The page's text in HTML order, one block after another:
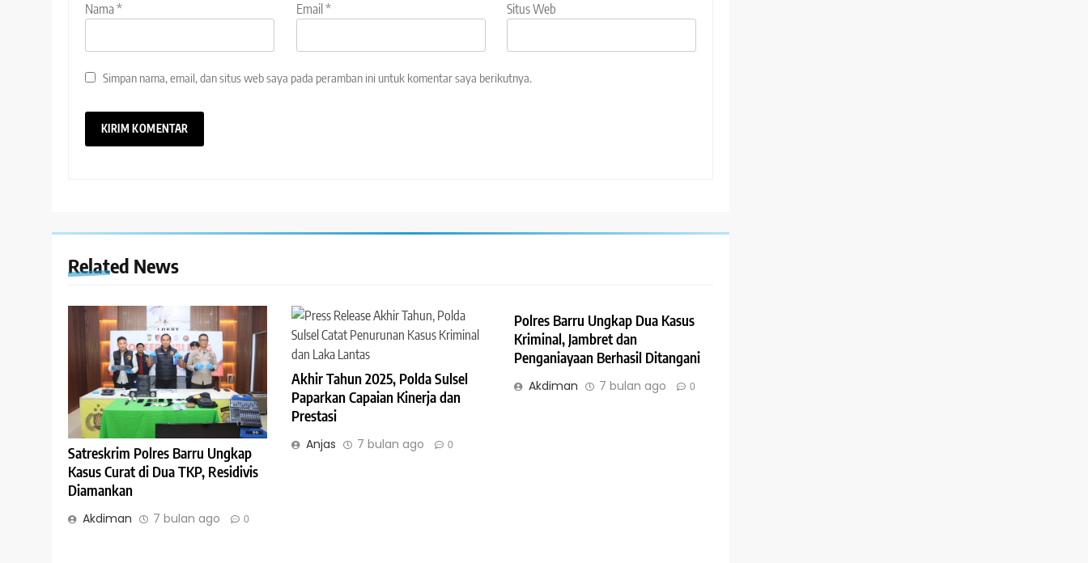
Nama* Email * Situs Web
Simpan nama, email, dan situs web saya pada peramban ini untuk komentar saya berikutnya.
Related News
Satreskrim Polres Barru Ungkap
Kasus Curat di Dua TKP, Residivis
Diamankan
Akdiman 7 bulan ago 0
Akhir Tahun 2025, Polda Sulsel
Paparkan Capaian Kinerja dan
Prestasi
Anjas 7 bulan ago 0
Polres Barru Ungkap Dua Kasus
Kriminal, Jambret dan
Penganiayaan Berhasil Ditangani
Akdiman 7 bulan ago 0